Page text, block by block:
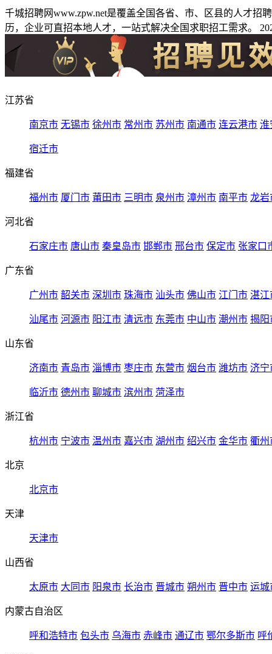
千城招聘网www.zpw.net是覆盖全国各省、市、区县的人才
历，企业可直招本地人才，一站式解决全国求职招工需求。
江苏省
南京市 无锡市 徐州市 常州市 苏州市 南通市 连云港市 淮
宿迁市
福建省
福州市 厦门市 莆田市 三明市 泉州市 漳州市 南平市 龙岩
河北省
石家庄市 唐山市 秦皇岛市 邯郸市 邢台市 保定市 张家口
广东省
广州市 韶关市 深圳市 珠海市 汕头市 佛山市 江门市 湛江
汕尾市 河源市 阳江市 清远市 东莞市 中山市 潮州市 揭阳
山东省
济南市 青岛市 淄博市 枣庄市 东营市 烟台市 潍坊市 济宁
临沂市 德州市 聊城市 滨州市 菏泽市
浙江省
杭州市 宁波市 温州市 嘉兴市 湖州市 绍兴市 金华市 衢州
北京
北京市
天津
天津市
山西省
太原市 大同市 阳泉市 长治市 晋城市 朔州市 晋中市 运城
内蒙古自治区
呼和浩特市 包头市 乌海市 赤峰市 通辽市 鄂尔多斯市 呼